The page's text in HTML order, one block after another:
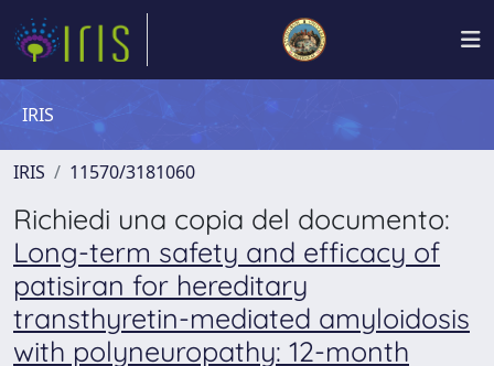
IRIS
IRIS 11570/3181060
Richiedi una copia del documento:
Long-term safety and efficacy of
patisiran for hereditary
transthyretin-mediated amyloidosis
with polyneuropathy: 12-month